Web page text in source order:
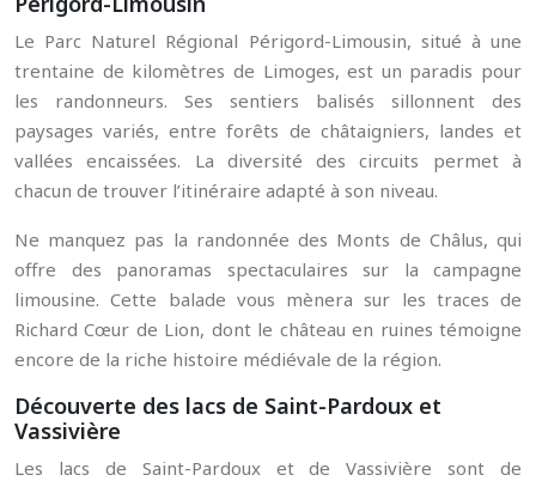
Le Parc Naturel Régional Périgord-Limousin, situé à une
trentaine de kilomètres de Limoges, est un paradis pour
les randonneurs. Ses sentiers balisés sillonnent des
paysages variés, entre forêts de châtaigniers, landes et
vallées encaissées. La diversité des circuits permet à
chacun de trouver l’itinéraire adapté à son niveau.
Ne manquez pas la randonnée des Monts de Châlus, qui
offre des panoramas spectaculaires sur la campagne
limousine. Cette balade vous mènera sur les traces de
Richard Cœur de Lion, dont le château en ruines témoigne
encore de la riche histoire médiévale de la région.
Découverte des lacs de Saint-Pardoux et
Vassivière
Les lacs de Saint-Pardoux et de Vassivière sont de